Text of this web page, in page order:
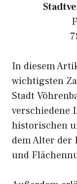
In diesem
wichtigsten
Stadt
verschiedene
historischen
dem Alter der
und